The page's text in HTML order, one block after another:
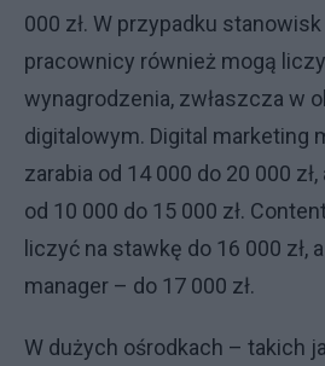
000 zł. W przypadku
pracownicy również mogą
wynagrodzenia, zwłaszcza w
digitalowym. Digital marketing
zarabia od 14 000 do 20 000
od 10 000 do 15 000 zł.
liczyć na stawkę do 16 000 zł,
manager – do 17 000 zł.
W dużych ośrodkach – takich